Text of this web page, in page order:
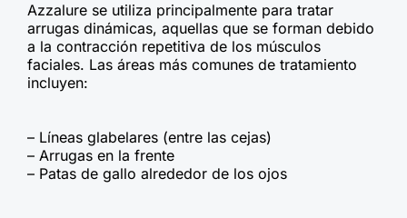
Azzalure se utiliza principalmente para tratar
arrugas dinámicas, aquellas que se forman debido
a la contracción repetitiva de los músculos
faciales. Las áreas más comunes de tratamiento
incluyen:
– Líneas glabelares (entre las cejas)
– Arrugas en la frente
– Patas de gallo alrededor de los ojos